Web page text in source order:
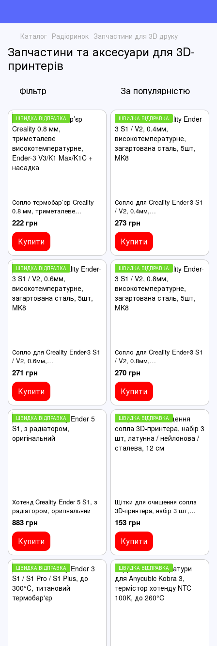
Каталог Радіоринок Запчастини для 3D друку
Запчастини та аксесуари для 3D-
принтерів
Фільтр За популярністю
ШВИДКА ВІДПРАВКА
Сопло-термобар’єр Creality
0.8 мм, триметалеве
високотемпературне, Ender-3
V3/K1 Max/K1C + насадка
222 грн
Купити
ШВИДКА ВІДПРАВКА
Сопло для Creality Ender-3 S1
/ V2, 0.4мм,
високотемпературне,
загартована сталь, 5шт, MK8
273 грн
Купити
ШВИДКА ВІДПРАВКА
Сопло для Creality Ender-3 S1
/ V2, 0.6мм,
високотемпературне,
загартована сталь, 5шт, MK8
271 грн
Купити
ШВИДКА ВІДПРАВКА
Сопло для Creality Ender-3 S1
/ V2, 0.8мм,
високотемпературне,
загартована сталь, 5шт, MK8
270 грн
Купити
ШВИДКА ВІДПРАВКА
Хотенд Creality Ender 5 S1, з
радіатором, оригінальний
883 грн
Купити
ШВИДКА ВІДПРАВКА
Щітки для очищення сопла
3D-принтера, набір 3 шт,
латунна / нейлонова /
сталева, 12 см
153 грн
Купити
ШВИДКА ВІДПРАВКА ШВИДКА ВІДПРАВКА